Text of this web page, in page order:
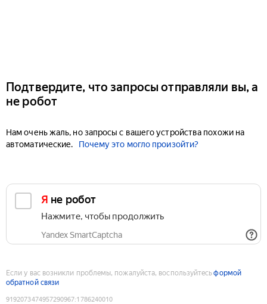
Подтвердите, что запросы отправляли вы, а
не робот
Нам очень жаль, но запросы с вашего устройства похожи на
автоматические.
Почему это могло произойти?
Я не робот
Нажмите, чтобы продолжить
Yandex SmartCaptcha
Если у вас возникли проблемы, пожалуйста, воспользуйтесьформой
обратной связи
9192073474957290967:1786240010